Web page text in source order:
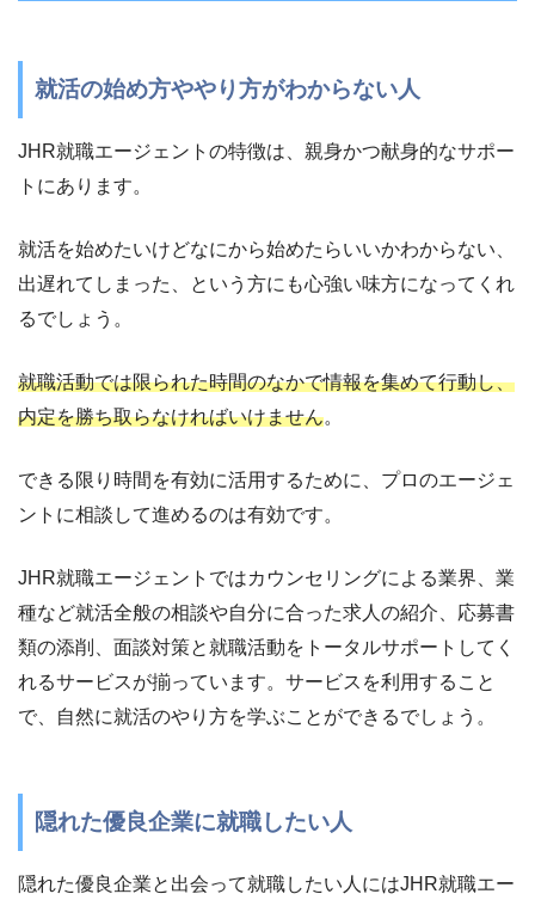
就活の始め方ややり方がわからない人
JHR就職エージェントの特徴は、親身かつ献身的なサポー
トにあります。
就活を始めたいけどなにから始めたらいいかわからない、
出遅れてしまった、という方にも心強い味方になってくれ
るでしょう。
就職活動では限られた時間のなかで情報を集めて行動し、
内定を勝ち取らなければいけません。
できる限り時間を有効に活用するために、プロのエージェ
ントに相談して進めるのは有効です。
JHR就職エージェントではカウンセリングによる業界、業
種など就活全般の相談や自分に合った求人の紹介、応募書
類の添削、面談対策と就職活動をトータルサポートしてく
れるサービスが揃っています。サービスを利用すること
で、自然に就活のやり方を学ぶことができるでしょう。
隠れた優良企業に就職したい人
隠れた優良企業と出会って就職したい人にはJHR就職エー